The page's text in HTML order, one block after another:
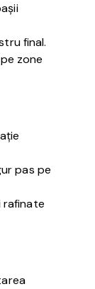
final.
zone
pas pe
rafinate